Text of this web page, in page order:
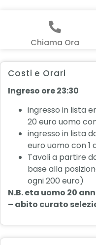
Chiama Ora
Costi e Orari
Ingreso ore 23:30
ingresso in lista
20 euro uomo
ingresso in lista
euro uomo con 1
Tavoli a partire
base alla
ogni 200 euro)
N.B. eta uomo 20
– abito curato